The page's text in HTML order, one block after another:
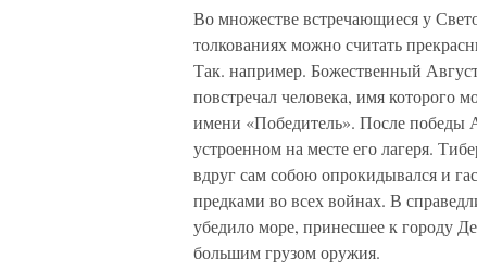
Во множестве встречающиеся у
толкованиях можно считать
Так. например. Божественный
повстречал человека, имя которого
имени «Победитель». После победы
устроенном на месте его лагеря.
вдруг сам собою опрокидывался и
предками во всех войнах. В
убедило море, принесшее к городу
большим грузом оружия.